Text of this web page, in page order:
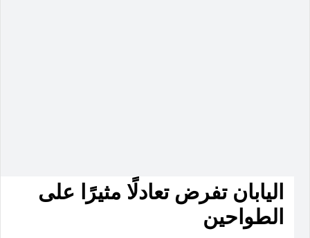
اليابان تفرض تعادلًا مثيرًا على
الطواحين